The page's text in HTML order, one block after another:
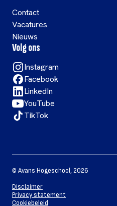
Contact
Vacatures
Nieuws
Volg ons
Instagram
Facebook
LinkedIn
YouTube
TikTok
© Avans Hogeschool ,2026
Disclaimer
Privacy statement
Cookiebeleid